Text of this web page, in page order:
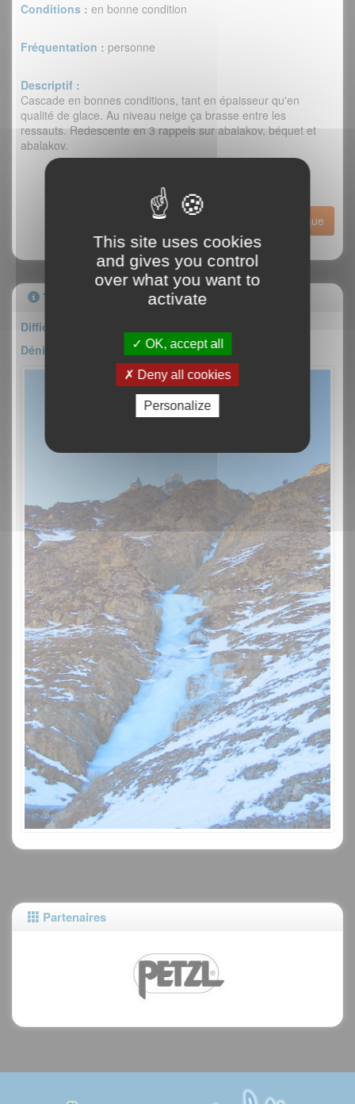
Conditions : en bonne condition
Fréquentation : personne
Descriptif :
Cascade en bonnes conditions, tant en épaisseur qu'en
qualité de glace. Au niveau neige ça brasse entre les
ressauts. Redescente en 3 rappels sur abalakov, béquet et
abalakov.
Historique
Topo
Difficulté : IV/4+
Dénivelé : 250m
Partenaires
This site uses cookies
and gives you control
over what you want to
activate
OK, accept all
Deny all cookies
Personalize